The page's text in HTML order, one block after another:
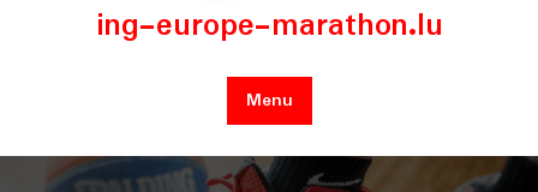
ing-europe-marathon.lu
Menu